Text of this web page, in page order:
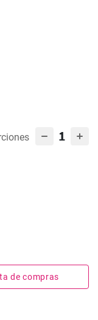
1
de compras